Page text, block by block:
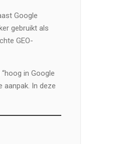
Google
gebruikt als
GEO-
in Google
aanpak. In deze